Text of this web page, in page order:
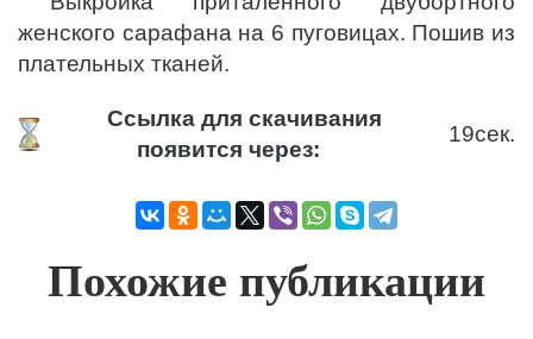
женского сарафана на 6 пуговицах. Пошив из
плательных тканей.
Ссылка для скачивания
появится через:
18сек.
Похожие публикации